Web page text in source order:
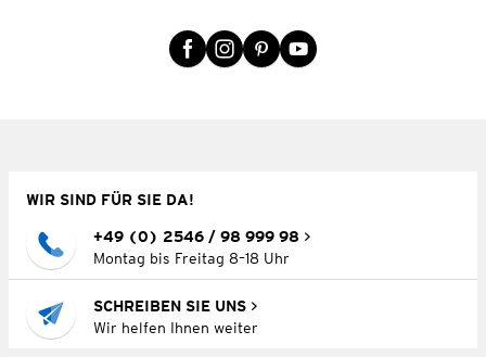
WIR SIND FÜR SIE DA!
+49 (0) 2546 / 98 999 98
Montag bis Freitag 8–18 Uhr
SCHREIBEN SIE UNS
Wir helfen Ihnen weiter